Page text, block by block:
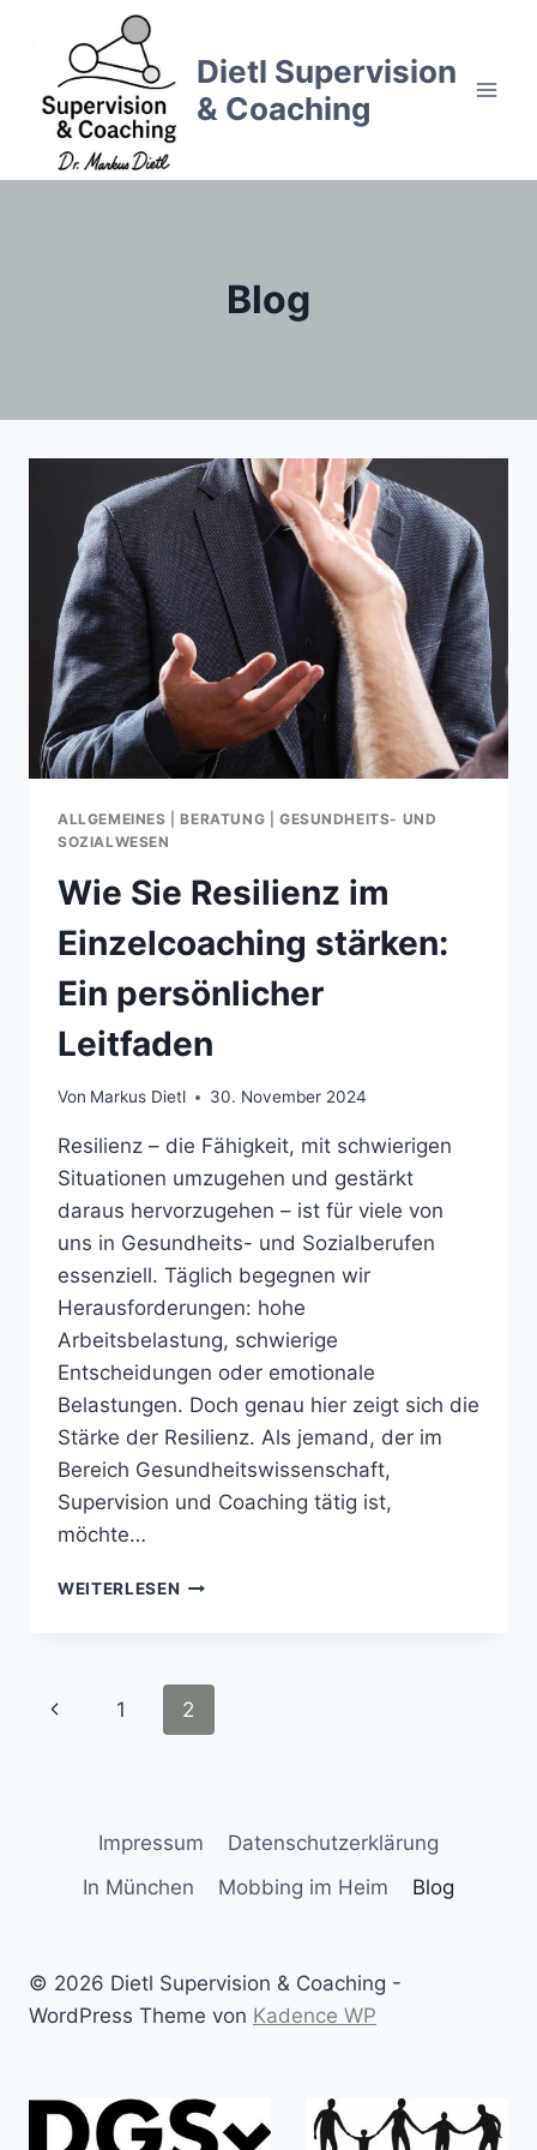
springen
Dietl Supervision
& Coaching
Blog
ALLGEMEINES |BERATUNG
GESUNDHEITS- UND
SOZIALWESEN
Wie Sie Resilienz im
Einzelcoaching stärken:
Ein persönlicher
Leitfaden
Von Markus Dietl 30. November 2024
Resilienz – die Fähigkeit, mit schwierigen
Situationen umzugehen und gestärkt
daraus hervorzugehen – ist für viele von
uns in Gesundheits- und Sozialberufen
essenziell. Täglich begegnen wir
Herausforderungen: hohe
Arbeitsbelastung, schwierige
Entscheidungen oder emotionale
Belastungen. Doch genau hier zeigt sich die
Stärke der Resilienz. Als jemand, der im
Bereich Gesundheitswissenschaft,
Supervision und Coaching tätig ist,
möchte…
WEITERLESEN WIE
EINZELCOACHING
STÄRKEN:
EIN
Seitennavigation
Vorherige
1 2
Impressum
Datenschutzerklärung
In München
Mobbing im Heim Blog
© 2026 Dietl Supervision & Coaching -
WordPress Theme von Kadence WP